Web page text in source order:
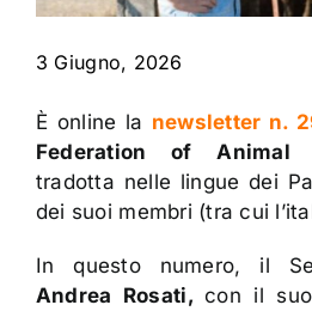
3 Giugno, 2026
È online la newsletter n.
Federation of Animal
tradotta nelle lingue dei
dei suoi membri (tra cui
In questo numero, il
Andrea Rosati,con il